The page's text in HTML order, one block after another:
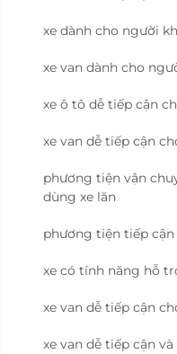
xe dành cho người
xe van dành cho
xe ô tô dễ tiếp cận
xe van dễ tiếp cận
phương tiện vận
dùng xe lăn
phương tiện tiếp cận
xe có tính năng hỗ
xe van dễ tiếp cận
xe van dễ tiếp cận